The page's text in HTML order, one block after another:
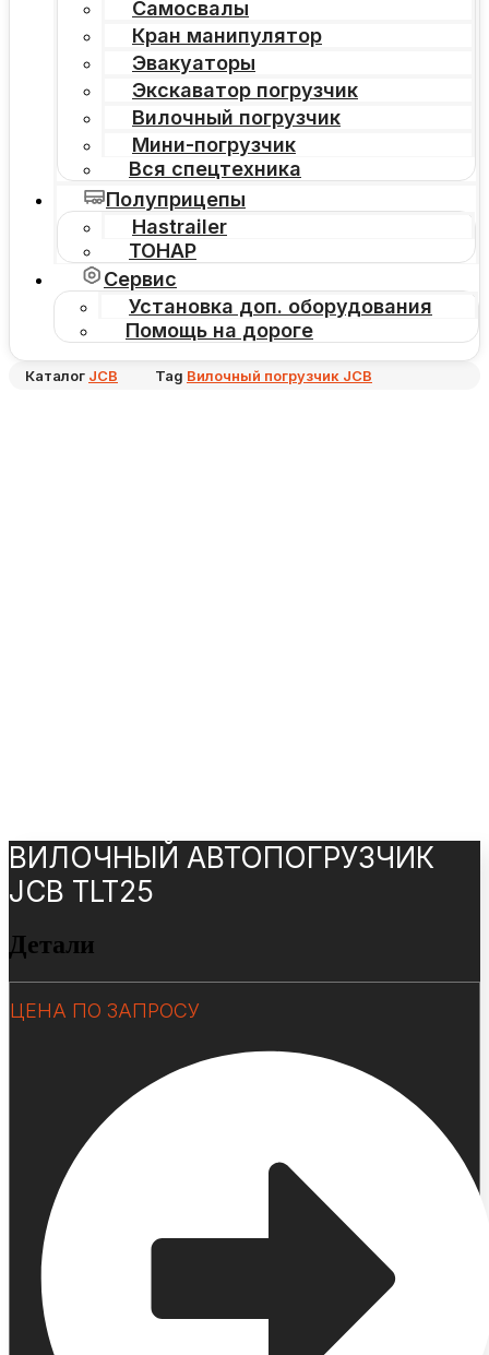
Самосвалы
Кран манипулятор
Эвакуаторы
Экскаватор погрузчик
Вилочный погрузчик
Мини-погрузчик
Вся спецтехника
Полуприцепы
Hastrailer
ТОНАР
Сервис
Установка доп. оборудования
Помощь на дороге
Каталог JCB Tag Вилочный погрузчик JCB
ВИЛОЧНЫЙ АВТОПОГРУЗЧИК
JCB TLT25
Детали
ЦЕНА ПО ЗАПРОСУ